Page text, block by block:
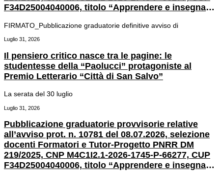
F34D25004040006, titolo “Apprendere e insegnare
FIRMATO_Pubblicazione graduatorie definitive avviso di
Luglio 31, 2026
Il pensiero critico nasce tra le pagine: le
studentesse della “Paolucci” protagoniste al
Premio Letterario “Città di San Salvo”
La serata del 30 luglio
Luglio 31, 2026
Pubblicazione graduatorie provvisorie relative
all’avviso prot. n. 10781 del 08.07.2026, selezione
docenti Formatori e Tutor-Progetto PNRR DM
219/2025, CNP M4C1I2.1-2026-1745-P-66277, CUP
F34D25004040006, titolo “Apprendere e insegnare